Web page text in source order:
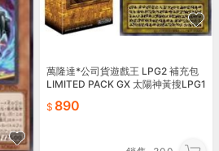
萬隆達*公司貨遊戲王 LPG2 補充包
LIMITED PACK GX 太陽神黃搜LPG1
890